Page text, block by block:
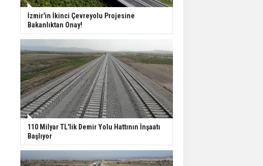
Yüzde 16,2 Arttı
Konut Satışları Güçlü
Seyrini Korudu Yabancıya
Satış Geriledi
İzmir'in İkinci Çevreyolu Projesine
Bakanlıktan Onay!
110 Milyar TL'lik Demir Yolu Hattının İnşaatı
Başlıyor